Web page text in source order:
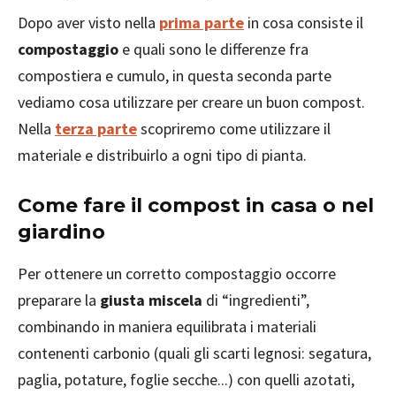
Dopo aver visto nella prima parte in cosa consiste il
compostaggio e quali sono le differenze fra
compostiera e cumulo, in questa seconda parte
vediamo cosa utilizzare per creare un buon compost.
Nella terza partescopriremo come utilizzare il
materiale e distribuirlo a ogni tipo di pianta.
Come fare il compost in casa o nel
giardino
Per ottenere un corretto compostaggio occorre
preparare la giusta miscela di “ingredienti”,
combinando in maniera equilibrata i materiali
contenenti carbonio (quali gli scarti legnosi: segatura,
paglia, potature, foglie secche...) con quelli azotati,